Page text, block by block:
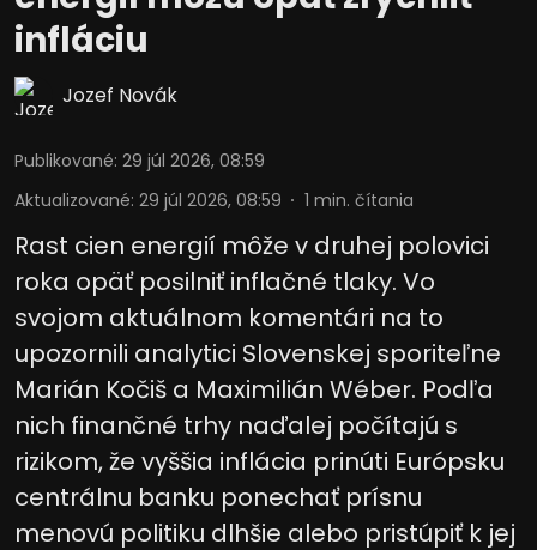
infláciu
Jozef Novák
Publikované: 29 júl 2026, 08:59
Aktualizované: 29 júl 2026, 08:59 1 min. čítania
Rast cien energií môže v druhej polovici
roka opäť posilniť inflačné tlaky. Vo
svojom aktuálnom komentári na to
upozornili analytici Slovenskej sporiteľne
Marián Kočiš a Maximilián Wéber. Podľa
nich finančné trhy naďalej počítajú s
rizikom, že vyššia inflácia prinúti Európsku
centrálnu banku ponechať prísnu
menovú politiku dlhšie alebo pristúpiť k jej